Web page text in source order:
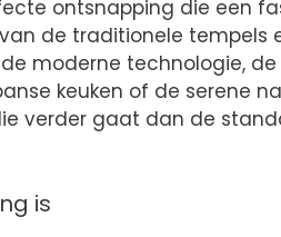
ontsnapping die een
de traditionele tempels
moderne technologie, de
keuken of de serene
verder gaat dan de
is